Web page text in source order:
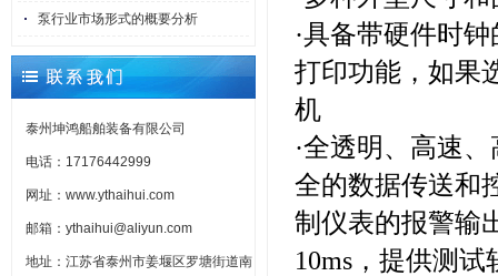
泵行业市场形式的概要分析
泰州坤鸿船舶装备有限公司
电话：17176442999
网址：www.ythaihui.com
邮箱：ythaihui@aliyun.com
地址：江苏省泰州市姜堰区罗塘街道南
·具备带硬件时
打印功能，如果
机
·全透明、高速
全的数据传送和
制仪表的报警输
10ms，提供测